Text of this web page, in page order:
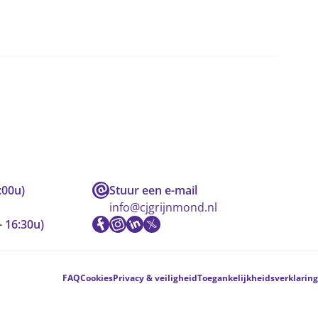
16:30u)
Stuur een e-mail
info@cjgrijnmond.nl
FAQCookiesPrivacy & veiligheidToegankelijkheidsverklaring